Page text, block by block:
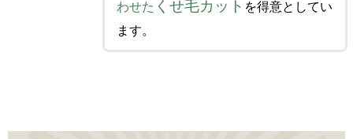
わせた くせ毛カット を得意としてい
ます。